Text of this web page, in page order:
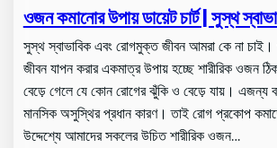
ওজন কমানোর উপায় ডায়েট চার্ট | সুস্থ
সুস্থ স্বাভাবিক এবং রোগমুক্ত জীবন আমরা কে না
জীবন যাপন করার একমাত্র উপায় হচ্ছে শারীরিক ওজন
বেড়ে গেলে যে কোন রোগের ঝুঁকি ও বেড়ে যায়। এজন্য
মানসিক অসুস্থির প্রধান কারণ। তাই রোগ প্রকোপ
উদ্দেশ্যে আমাদের সকলের উচিত শারীরিক ওজন…